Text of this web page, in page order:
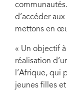
d’accéder
mettons en
« Un objectif
réalisation
l’Afrique, qui
jeunes filles